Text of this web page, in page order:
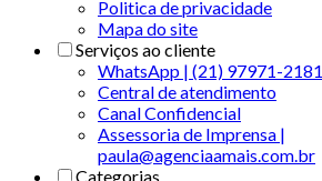
Politica de privacidade
Mapa do site
Serviços ao cliente
WhatsApp | (21) 97971-2181
Central de atendimento
Canal Confidencial
Assessoria de Imprensa |
paula@agenciaamais.com.br
Categorias